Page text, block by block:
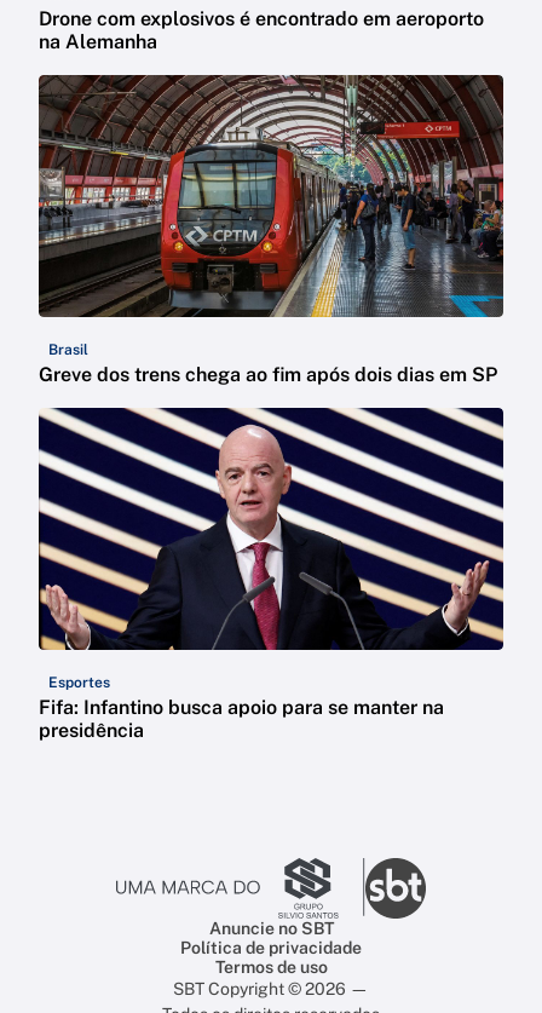
Drone com explosivos é encontrado em aeroporto
na Alemanha
Brasil
Greve dos trens chega ao fim após dois dias em SP
Esportes
Fifa: Infantino busca apoio para se manter na
presidência
Anuncie no SBT
Política de privacidade
Termos de uso
SBT Copyright © 2026 —